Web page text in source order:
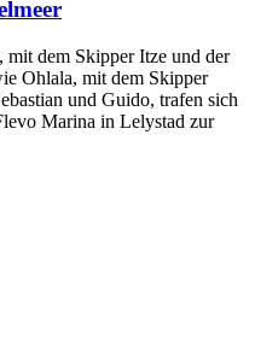
mit dem Skipper Itze und der
Ohlala, mit dem Skipper
und Guido, trafen sich
Marina in Lelystad zur